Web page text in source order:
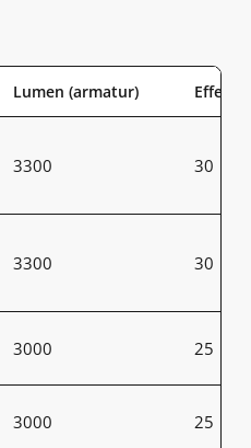
Lumen (armatur) Effekt
3300 30
3300 30
3000 25
3000 25